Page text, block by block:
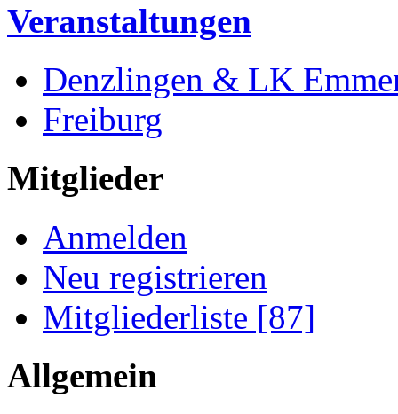
Veranstaltungen
Denzlingen & LK
Freiburg
Mitglieder
Anmelden
Neu registrieren
Mitgliederliste [87]
Allgemein